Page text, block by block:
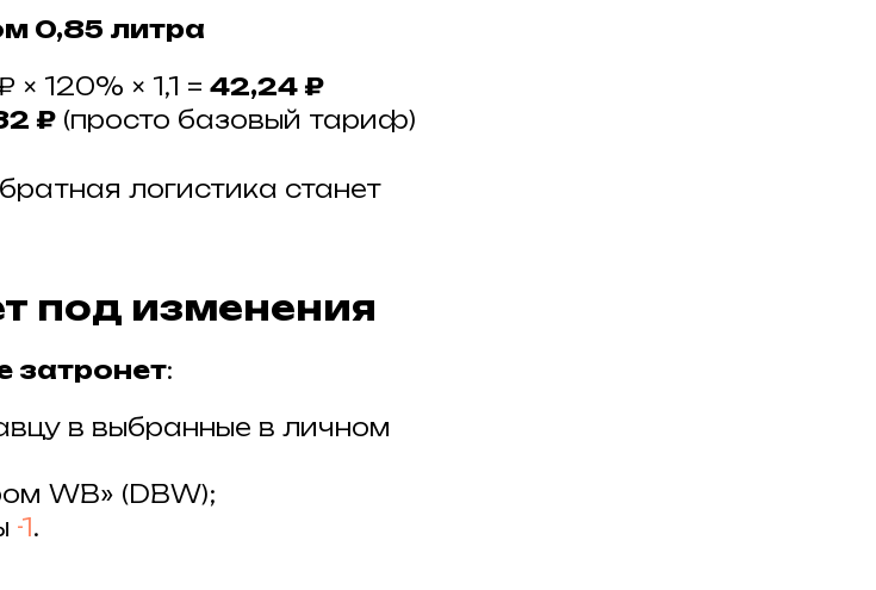
0,85 литра
× 120% × 1,1 = 42,24 ₽
₽ (просто базовый тариф)
логистика станет
под изменения
затронет:
в выбранные в личном
WB» (DBW);
-1.